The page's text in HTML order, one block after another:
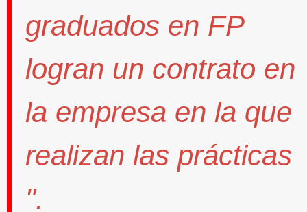
graduados en FP
logran un contrato en
la empresa en la que
realizan las prácticas
".